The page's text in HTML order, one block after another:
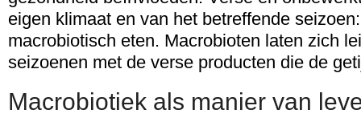
eigen klimaat en van het betreffende
macrobiotisch eten. Macrobioten laten zich
seizoenen met de verse producten die de
Macrobiotiek als manier van